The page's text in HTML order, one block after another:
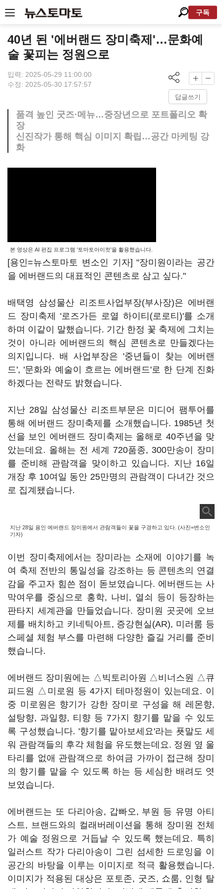
구독
40년 된 '에버랜드 장미축제'…문화예
술 꽃피는 정원으로
입력: 2025-05-29 11:00:00
수정: 2025-05-30 17:57:57
답글쓰기
품격 높인 굿즈·메뉴…중장년으로 포트폴리오 확
장
신진작가 통해 핵심 이미지 확립…공간 마케팅 강
화
본 영상은 AI 편집 프로그램 '토마토아이컷'을 활용했습니다.
[용인=뉴스토마토 변소인 기자] "장미원이라는 공간
을 에버랜드의 대표적인 콘텐츠로 삼고 싶다."
배택영 삼성물산 리조트사업부장(부사장)은 에버랜
드 장미축제 '로즈가든 로열 하이티(로로티)'를 소개
하며 이같이 말했습니다. 기간 한정 꽃 축제에 그치는
것이 아니라 에버랜드의 핵심 콘텐츠로 만들겠다는
의지입니다. 배 사업부장은 '중년들이 찾는 에버랜
드', '문화와 예술이 흐르는 에버랜드'로 한 단계 진화
하겠다는 전략도 밝혔습니다.
지난 28일 삼성물산 리조트부문은 미디어 팸투어를
통해 에버랜드 장미축제를 소개했습니다. 1985년 첫
선을 보인 에버랜드 장미축제는 올해로 40주년을 맞
았는데요. 올해는 전 세계 720품종, 300만송이 장미
를 준비해 관람객을 맞이하고 있습니다. 지난 16일
개장 후 10여일 동안 25만명의 관람객이 다녀간 것으
로 집계됐습니다.
지난 28일 용인 에버랜드 장미원에서 관람객들이 꽃을 구경하고 있다. (사진=변소인
기자)
이번 장미축제에서는 장미라는 소재에 이야기를 녹
여 축제 전반의 통일성을 강조하는 등 콘텐츠의 연결
감을 주고자 힘쓴 점이 돋보였습니다. 에버랜드는 사
막여우를 중심으로 홍학, 나비, 열쇠 등이 등장하는
판타지 세계관을 만들었습니다. 장미원 곳곳에 오브
제를 배치하고 키네틱아트, 증강현실(AR), 미러룸 등
스페셜 체험 부스를 마련해 다양한 즐길 거리를 준비
했습니다.
에버랜드 장미원에는 △빅토리아원 △비너스원 △큐
피드원 △미로원 등 4가지 테마정원이 있는데요. 이
중 미로원은 향기가 강한 장미로 구성을 해 레몬향,
설탕향, 과일향, 티향 등 7가지 향기를 맡을 수 있도
록 구성했습니다. '향기를 맡아보세요'라는 푯말도 세
워 관람객들의 후각 체험을 유도했는데요. 정원 옆 울
타리를 없애 관람객으로 하여금 가까이 접근해 장미
의 향기를 맡을 수 있도록 하는 등 세심한 배려도 엿
보였습니다.
에버랜드는 또 다리아송, 갑빠오, 부원 등 유명 아티
스트, 브랜드와의 컬래버레이션을 통해 장미원 전체
가 예술 정원으로 거듭날 수 있도록 했는데요. 특히
일러스트 작가 다리아송이 그린 섬세한 드로잉을 이
공간의 바탕을 이루는 이미지로 적극 활용했습니다.
이미지가 적용된 대상은 포토존, 굿즈, 쇼룸, 인형 탈